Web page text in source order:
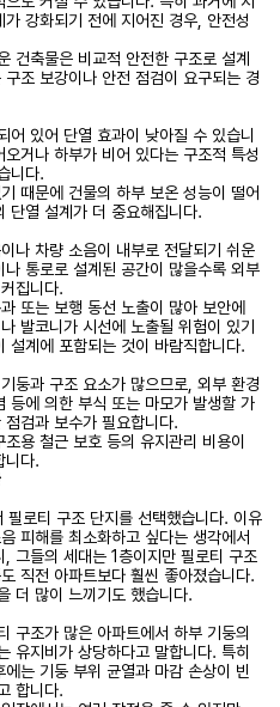
강화되기 전에 지어진 경우, 안전성
건축물은 비교적 안전한 구조로 설계
조 보강이나 안전 점검이 요구되는 경
어 있어 단열 효과이 낮아질 수 있습니
거나 하부가 비어 있다는 구조적 특성
니다.
때문에 건물의 하부 보온 성능이 떨어
단열 설계가 더 중요해집니다.
나 차량 소음이 내부로 전달되기 쉬운
통로로 설계된 공간이 많을수록 외부
집니다.
또는 보행 동선 노출이 많아 보안에
발코니가 시선에 노출될 위험이 있기
설계에 포함되는 것이 바람직합니다.
둥과 구조 요소가 많으므로, 외부 환경
등에 의한 부식 또는 마모가 발생할 가
검과 보수가 필요합니다.
용 철근 보호 등의 유지관리 비용이
니다.
로티 구조 단지를 선택했습니다. 이유
피해를 최소화하고 싶다는 생각에서
그들의 세대는 1층이지만 필로티 구조
직전 아파트보다 훨씬 좋아졌습니다.
더 많이 느끼기도 했습니다.
구조가 많은 아파트에서 하부 기둥의
유지비가 상당하다고 말합니다. 특히
는 기둥 부위 균열과 마감 손상이 빈
합니다.